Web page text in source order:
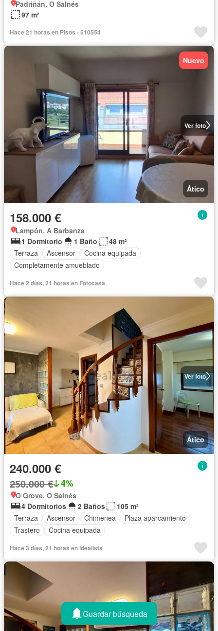
Padriñán, O Salnés
97 m²
Hace 21 horas en Pisos - 510554
Ver foto
Nuevo
Ático
158.000 €
Lampón, A Barbanza
1 Dormitorio
1 Baño
48 m²
Terraza
Ascensor
Cocina equipada
Completamente amueblado
Hace 2 días, 21 horas en Fotocasa
Ver foto
Ático
240.000 €
250.000 € 4%
O Grove, O Salnés
4 Dormitorios
2 Baños
105 m²
Terraza
Ascensor Chimenea
Plaza aparcamiento
Trastero
Cocina equipada
Hace 3 días, 21 horas en idealista
Guardar búsqueda